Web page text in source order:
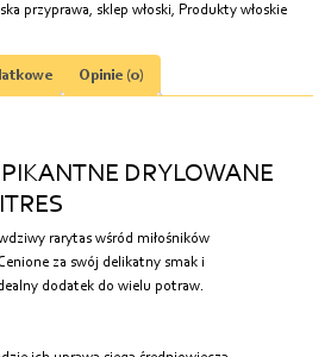
przyprawa, sklep włoski, Produkty włoskie
Opinie (0)
DRYLOWANE
rarytas wśród miłośników
za swój delikatny smak i
dodatek do wielu potraw.